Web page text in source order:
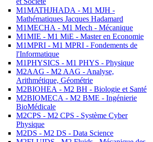
M1MATHJHADA - M1 MJH -
Mathématiques Jacques Hadamard
M1MECHA - M1 Mech - Mécanique
M1MIE - M1 MiE - Master en Economie
M1MPRI - M1 MPRI - Fondements de
l'Informatique
M1PHYSICS - M1 PHYS - Physique
M2AAG - M2 AAG - Analyse,
Arithmétique, Géométrie
M2BIOHEA - M2 BH - Biologie et Santé
M2BIOMECA - M2 BME - Ingénierie
BioMédicale
M2CPS - M2 CPS - Système Cyber
Physique
M2DS - M2 DS - Data Science